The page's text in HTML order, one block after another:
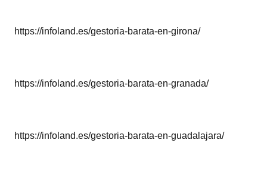
https://infoland.es/gestoria-barata-en-girona/
https://infoland.es/gestoria-barata-en-granada/
https://infoland.es/gestoria-barata-en-guadalajara/